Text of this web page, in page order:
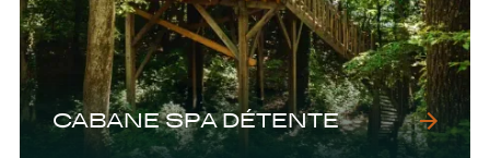
CABANE SPA DÉTENTE